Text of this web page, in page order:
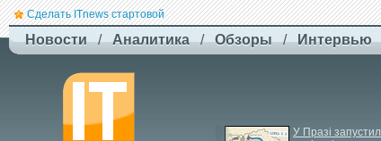
Сделать ITnews стартовой
Новости / Аналитика / Обзоры / Интервью
У Празі